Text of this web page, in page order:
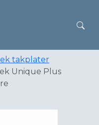
takplater
Unique Plus